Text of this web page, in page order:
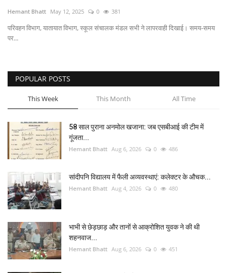
कला संस्कृति
धर्म
शख्सियत
मनोरंजन
धर्म-संस्कृति
विचार सरोकार
खेल सरोकार
यात्री सरोकार
Hemant Bhatt May 12, 2025 0 381
परिवहन विभाग, यातायात विभाग, स्कूल संचालक मंडल सभी ने लापरवाही दिखाई। समय-समय
पर...
POPULAR POSTS
This Week This Month All Time
58 साल पुराना अनमोल खजाना: जब एसबीआई की टीम में
गूंजता...
Hemant Bhatt Aug 6, 2026 0 486
सांदीपनि विद्यालय में फैली अव्यवस्थाएं: कलेक्टर के औचक...
Hemant Bhatt Aug 4, 2026 0 480
भाभी से छेड़छाड़ और तानों से आक्रोशित युवक ने की थी
शहनवाज...
Hemant Bhatt Aug 6, 2026 0 451